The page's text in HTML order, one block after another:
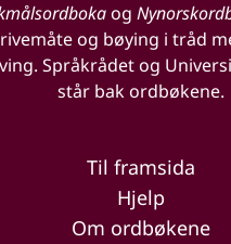
og
og bøying i tråd
Språkrådet og
står bak ordbøkene.
Til framsida
Hjelp
Om ordbøkene